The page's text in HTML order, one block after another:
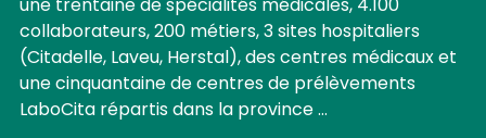
une trentaine de spécialités médicales, 4.100
collaborateurs, 200 métiers, 3 sites hospitaliers
(Citadelle, Laveu, Herstal), des centres médicaux et
une cinquantaine de centres de prélèvements
LaboCita répartis dans la province …